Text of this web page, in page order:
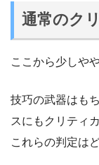
通常のク
ここから少しや
技巧の武器はも
スにもクリティ
これらの判定は